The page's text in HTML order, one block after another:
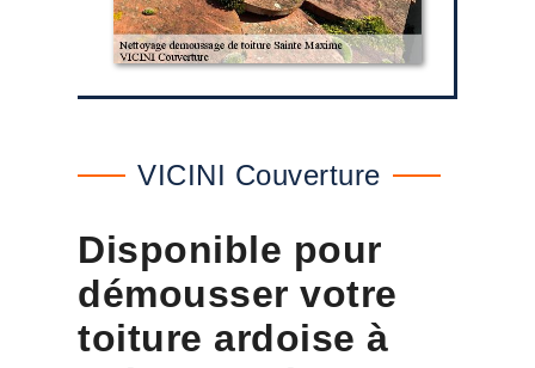
VICINI Couverture
Disponible pour
démousser votre
toiture ardoise à